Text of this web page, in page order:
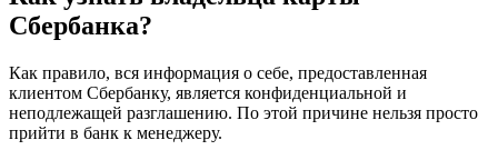
Сбербанка?
Как правило, вся информация о себе, предоставленная
клиентом Сбербанку, является конфиденциальной и
неподлежащей разглашению. По этой причине нельзя просто
прийти в банк к менеджеру.